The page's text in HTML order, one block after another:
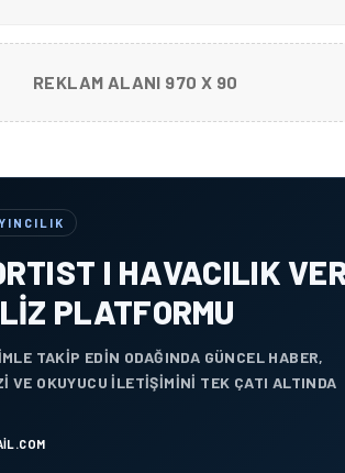
REKLAM ALANI 970 X 90
I HAVACILIK
PLATFORMU
TAKIP EDIN ODAĞINDA GÜNCEL HABER,
VE OKUYUCU ILETIŞIMINI TEK ÇATI ALTINDA